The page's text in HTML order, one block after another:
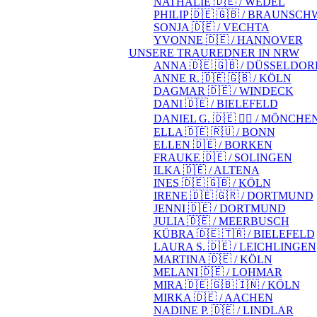
PHILIP 🇩🇪 🇬🇧 /
SONJA 🇩🇪 / VECHTA
YVONNE 🇩🇪 / HANNOVER
UNSERE TRAUREDNER IN NRW
ANNA 🇩🇪 🇬🇧 /
ANNE R. 🇩🇪 🇬🇧 / KÖLN
DAGMAR 🇩🇪 / WINDECK
DANI 🇩🇪 / BIELEFELD
DANIEL G. 🇩🇪 🏳️‍🌈 /
ELLA 🇩🇪 🇷🇺 / BONN
ELLEN 🇩🇪 / BORKEN
FRAUKE 🇩🇪 / SOLINGEN
ILKA 🇩🇪 / ALTENA
INES 🇩🇪 🇬🇧 / KÖLN
IRENE 🇩🇪 🇬🇷 / DORTMUND
JENNI 🇩🇪 / DORTMUND
JULIA 🇩🇪 / MEERBUSCH
KÜBRA 🇩🇪 🇹🇷 / BIELEFELD
LAURA S. 🇩🇪 / LEICHLINGEN
MARTINA 🇩🇪 / KÖLN
MELANI 🇩🇪 / LOHMAR
MIRA 🇩🇪 🇬🇧 🇮🇳 / KÖLN
MIRKA 🇩🇪 / AACHEN
NADINE P. 🇩🇪 / LINDLAR